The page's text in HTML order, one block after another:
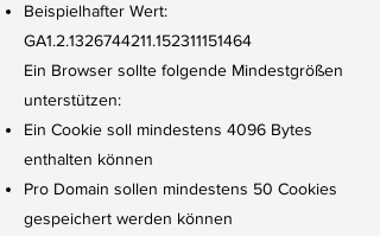
Beispielhafter Wert:
GA1.2.1326744211.152311151464
Ein Browser sollte folgende Mindestgrößen
unterstützen:
Ein Cookie soll mindestens 4096 Bytes
enthalten können
Pro Domain sollen mindestens 50 Cookies
gespeichert werden können